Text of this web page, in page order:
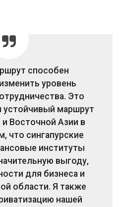
способен
уровень
Это
устойчивый маршрут
Восточной Азии в
что сингапурские
институты
выгоду,
для бизнеса и
области. Я также
нашей